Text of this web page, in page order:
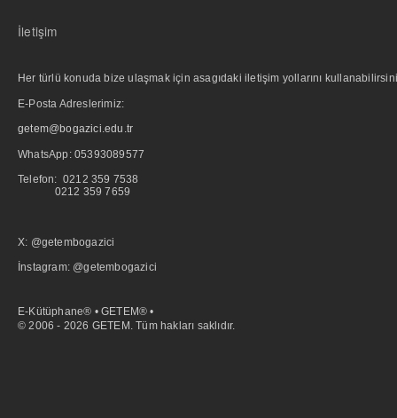
İletişim
Her türlü konuda bize ulaşmak için asagıdaki iletişim yollarını
E-Posta Adreslerimiz:
getem@bogazici.edu.tr
WhatsApp: 05393089577
Telefon: 0212 359 7538
0212 359 7659
X: @getembogazici
İnstagram: @getembogazici
E-Kütüphane® • GETEM® •
© 2006 - 2026 GETEM. Tüm hakları saklıdır.